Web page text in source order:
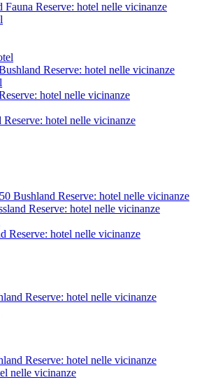
Fauna Reserve: hotel nelle vicinanze
Reserve: hotel nelle vicinanze
hotel nelle vicinanze
hotel nelle vicinanze
Bushland Reserve: hotel nelle vicinanze
Reserve: hotel nelle vicinanze
Reserve: hotel nelle vicinanze
Reserve: hotel nelle vicinanze
Reserve: hotel nelle vicinanze
nelle vicinanze